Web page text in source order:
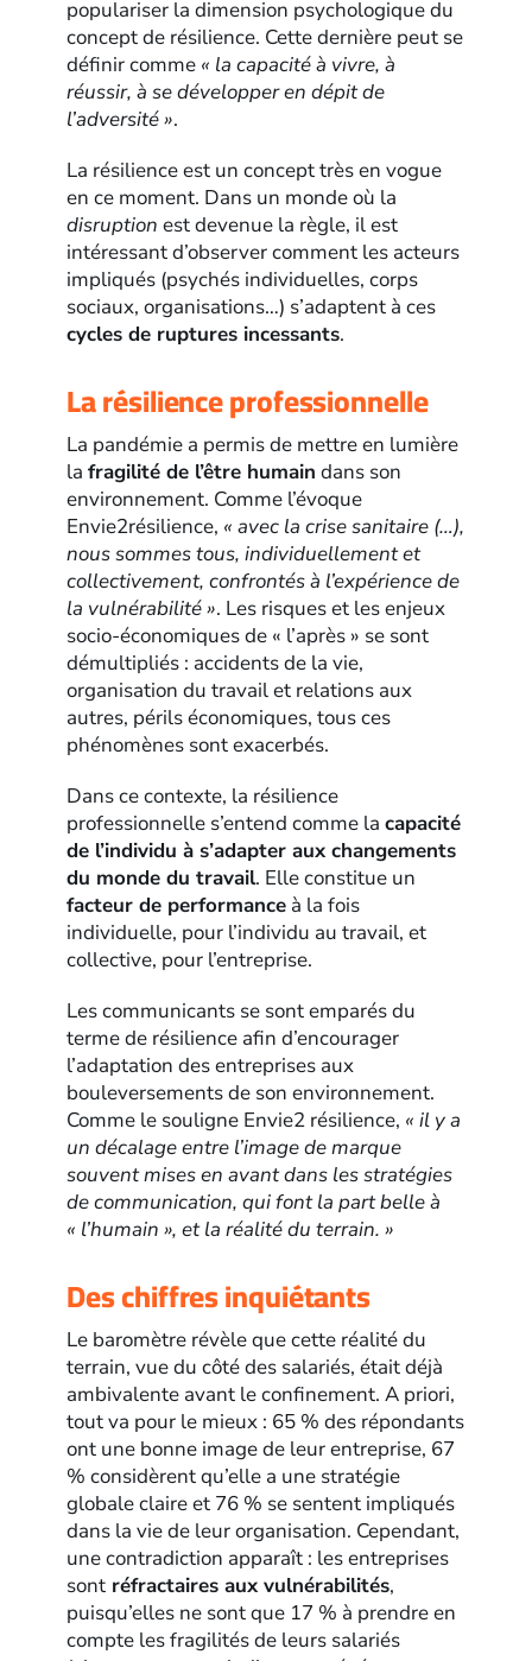
populariser la dimension psychologique du
concept de résilience. Cette dernière peut se
définir comme « la capacité à vivre, à
réussir, à se développer en dépit de
l’adversité ».
La résilience est un concept très en vogue
en ce moment. Dans un monde où la
disruption est devenue la règle, il est
intéressant d’observer comment les acteurs
impliqués (psychés individuelles, corps
sociaux, organisations…) s’adaptent à ces
cycles de ruptures incessants.
La résilience professionnelle
La pandémie a permis de mettre en lumière
lafragilité de l’être humain dans son
environnement. Comme l’évoque
Envie2résilience, « avec la crise sanitaire (…),
nous sommes tous, individuellement et
collectivement, confrontés à l’expérience de
la vulnérabilité ». Les risques et les enjeux
socio-économiques de « l’après » se sont
démultipliés : accidents de la vie,
organisation du travail et relations aux
autres, périls économiques, tous ces
phénomènes sont exacerbés.
Dans ce contexte, la résilience
professionnelle s’entend comme lacapacité
de l’individu à s’adapter aux changements
du monde du travail. Elle constitue un
facteur de performance à la fois
individuelle, pour l’individu au travail, et
collective, pour l’entreprise.
Les communicants se sont emparés du
terme de résilience afin d’encourager
l’adaptation des entreprises aux
bouleversements de son environnement.
Comme le souligne Envie2 résilience, « il y a
un décalage entre l’image de marque
souvent mises en avant dans les stratégies
de communication, qui font la part belle à
« l’humain », et la réalité du terrain. »
Des chiffres inquiétants
Le baromètre révèle que cette réalité du
terrain, vue du côté des salariés, était déjà
ambivalente avant le confinement. A priori,
tout va pour le mieux : 65 % des répondants
ont une bonne image de leur entreprise, 67
% considèrent qu’elle a une stratégie
globale claire et 76 % se sentent impliqués
dans la vie de leur organisation. Cependant,
une contradiction apparaît : les entreprises
sont réfractaires aux vulnérabilités,
puisqu’elles ne sont que 17 % à prendre en
compte les fragilités de leurs salariés